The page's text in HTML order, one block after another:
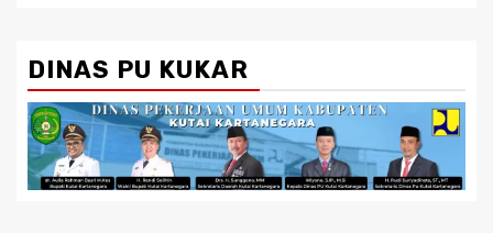
DINAS PU KUKAR